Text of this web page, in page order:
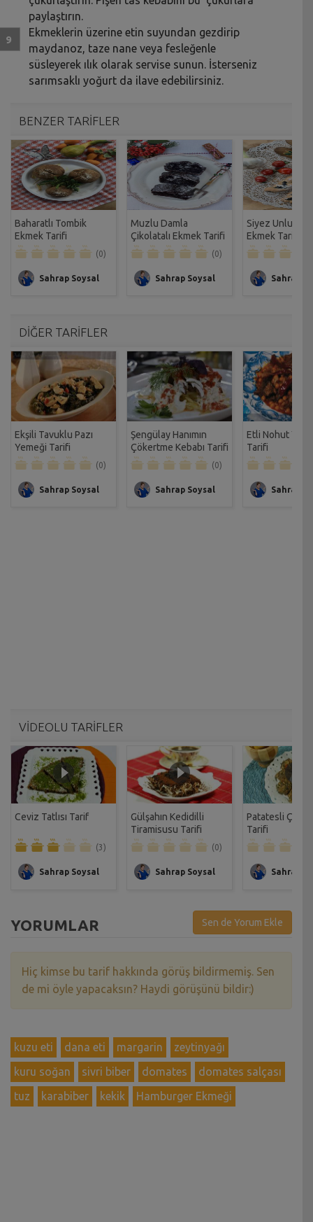
paylaştırın.
Ekmeklerin üzerine etin suyundan gezdirip
maydanoz, taze nane veya fesleğenle
süsleyerek ılık olarak servise sunun. İsterseniz
sarımsaklı yoğurt da ilave edebilirsiniz.
BENZER TARİFLER
Baharatlı Tombik
Ekmek Tarifi
(0)
Sahrap Soysal
Muzlu Damla
Çikolatalı Ekmek Tarifi
(0)
Sahrap Soysal
Siyez Unlu
Ekmek Tarifi
Sahrap
DİĞER TARİFLER
Ekşili Tavuklu Pazı
Yemeği Tarifi
(0)
Sahrap Soysal
Şengülay Hanımın
Çökertme Kebabı Tarifi
(0)
Sahrap Soysal
Etli Nohut
Tarifi
Sahrap
VİDEOLU TARİFLER
Ceviz Tatlısı Tarif
(3)
Sahrap Soysal
Gülşahın Kedidilli
Tiramisusu Tarifi
(0)
Sahrap Soysal
Patatesli Çıtır
Tarifi
Sahrap
YORUMLAR Sen de Yorum Ekle
Hiç kimse bu tarif hakkında görüş bildirmemiş. Sen
de mi öyle yapacaksın? Haydi görüşünü bildir:)
kuzu eti dana eti margarin
zeytinyağı
kuru soğan
sivri biber domates
domates salçası
tuz
karabiber kekik Hamburger Ekmeği